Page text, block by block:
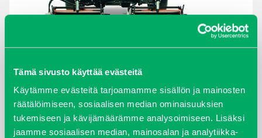
Tämä sivusto käyttää evästeitä
Käytämme evästeitä tarjoamamme sisällön ja mainosten
räätälöimiseen, sosiaalisen median ominaisuuksien
tukemiseen ja kävijämäärämme analysoimiseen. Lisäksi
jaamme sosiaalisen median, mainosalan ja analytiikka-
ARKISTOT
maaliskuu 2026
elokuu 2024